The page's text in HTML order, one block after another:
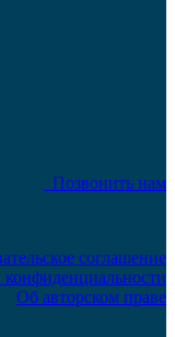
Позвонить нам
соглашение
Об авторском праве